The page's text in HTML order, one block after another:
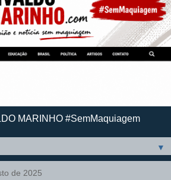
MARINHO #SemMaquiagem
▼
de 2025